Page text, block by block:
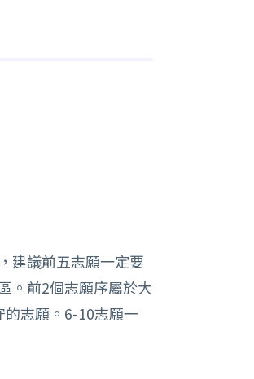
建議前五志願一定要
。前2個志願序屬於大
志願。6-10志願一